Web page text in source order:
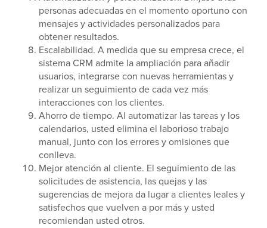
personas adecuadas en el momento oportuno con
mensajes y actividades personalizados para
obtener resultados.
Escalabilidad. A medida que su empresa crece, el
sistema CRM admite la ampliación para añadir
usuarios, integrarse con nuevas herramientas y
realizar un seguimiento de cada vez más
interacciones con los clientes.
Ahorro de tiempo. Al automatizar las tareas y los
calendarios, usted elimina el laborioso trabajo
manual, junto con los errores y omisiones que
conlleva.
Mejor atención al cliente. El seguimiento de las
solicitudes de asistencia, las quejas y las
sugerencias de mejora da lugar a clientes leales y
satisfechos que vuelven a por más y usted
recomiendan usted otros.